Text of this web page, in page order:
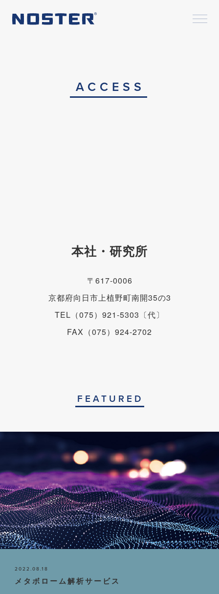
ACCESS
本社・研究所
〒617-0006
京都府向日市上植野町南開35の3
TEL（075）921-5303〔代〕
FAX（075）924-2702
FEATURED
2022.08.18
メタボローム解析サービス